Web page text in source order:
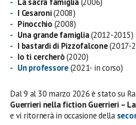
I Cesaroni(2008)
Pinocchio (2008)
Una grande famiglia(2012-2015)
I bastardi di Pizzofalcone(2017-
Io ti cercherò(2020)
Un professore(2021- in corso)
Dal 9 al 30 marzo 2026 è stato su
Guerrieri nella fiction Guerrieri –
e vi ritornerà in occasione della